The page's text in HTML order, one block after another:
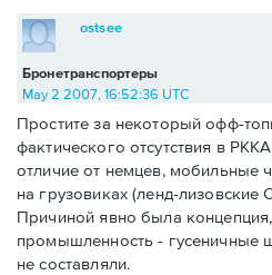
Бронетранспортеры
ostsee
May 2 2007, 16:52:36 UTC
Простите за некоторый офф-
фактического отсутствия в
отличие от немцев, мобильные
на грузовиках (ленд-лизовские
Причиной явно была
промышленность - гусеничные
не составляли.